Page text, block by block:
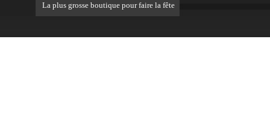
La plus grosse boutique pour faire la fête